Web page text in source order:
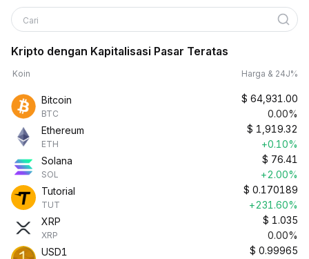
Cari
Kripto dengan Kapitalisasi Pasar Teratas
Koin Harga & 24J%
Bitcoin
BTC
$ 64,931.00
0.00%
Ethereum
ETH
$ 1,919.32
+0.10%
Solana
SOL
$ 76.41
+2.00%
Tutorial
TUT
$ 0.170189
+231.60%
XRP
XRP
$ 1.035
0.00%
USD1
$ 0.99965